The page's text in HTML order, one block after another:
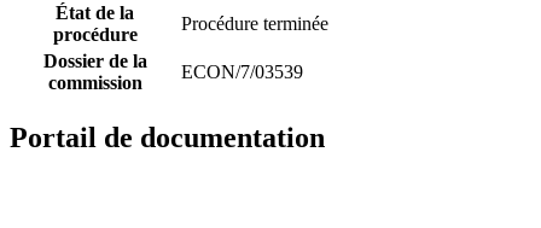
État de la
procédure
Procédure terminée
Dossier de la
commission
ECON/7/03539
Portail de documentation